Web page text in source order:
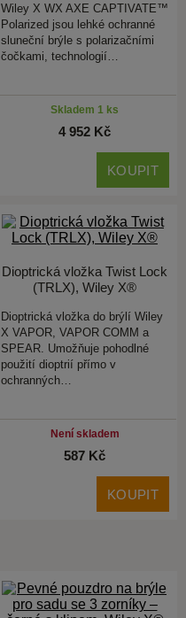
Wiley X WX AXE CAPTIVATE™
Polarized jsou lehké ochranné
sluneční brýle s polarizačními
čočkami, technologií…
Skladem 1 ks
4 952 Kč
KOUPIT
Dioptrická vložka Twist Lock
(TRLX), Wiley X®
Dioptrická vložka do brýlí Wiley
X VAPOR, VAPOR COMM a
SPEAR. Umožňuje pohodlné
použití dioptrií přímo v
ochranných…
Není skladem
587 Kč
KOUPIT